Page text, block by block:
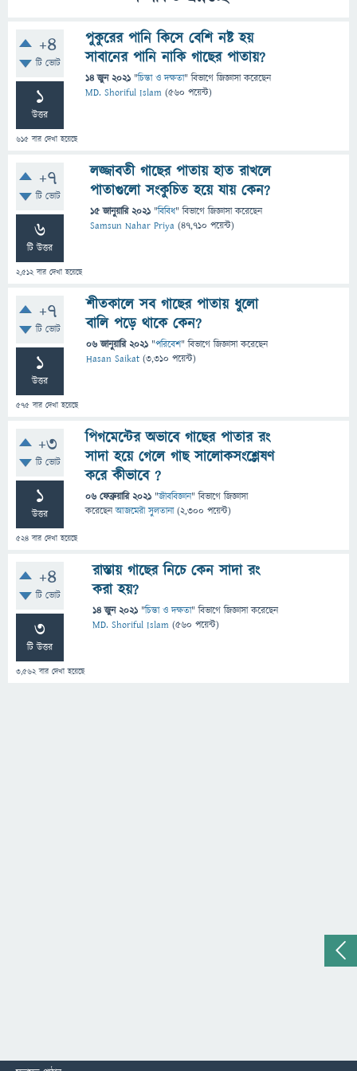
+4
টি ভোট
1
উত্তর
615 বার দেখা হয়েছে
পুকুরের পানি কিসে বেশি নষ্ট হয়
সাবানের পানি নাকি গাছের পাতায়?
14 জুন 2021 "চিন্তা ও দক্ষতা" বিভাগে জিজ্ঞাসাকরেছেন
MD. Shoriful Islam (560 পয়েন্ট)
+7
টি ভোট
6
টি উত্তর
2,512বার দেখা হয়েছে
লজ্জাবতী গাছের পাতায় হাত রাখলে
পাতাগুলো সংকুচিত হয়ে যায় কেন?
15 জানুয়ারি 2021 "বিবিধ" বিভাগে জিজ্ঞাসাকরেছেন
Samsun Nahar Priya (47,710 পয়েন্ট)
+7
টি ভোট
1
উত্তর
575 বার দেখা হয়েছে
শীতকালে সব গাছের পাতায় ধুলো
বালি পড়ে থাকে কেন?
06 জানুয়ারি 2021 "পরিবেশ" বিভাগে জিজ্ঞাসাকরেছেন
Hasan Saikat (3,310 পয়েন্ট)
+3
টি ভোট
1
উত্তর
524 বার দেখা হয়েছে
পিগমেন্টের অভাবে গাছের পাতার রং
সাদা হয়ে গেলে গাছ সালোকসংশ্লেষণ
করে কীভাবে ?
06 ফেব্রুয়ারি 2021 "জীববিজ্ঞান" বিভাগে জিজ্ঞাসা
করেছেনআজমেরী সুলতানা (2,300 পয়েন্ট)
+4
টি ভোট
3
টি উত্তর
3,562বার দেখা হয়েছে
রাস্তায় গাছের নিচে কেন সাদা রং
করা হয়?
14 জুন 2021 "চিন্তা ও দক্ষতা" বিভাগে জিজ্ঞাসাকরেছেন
MD. Shoriful Islam (560 পয়েন্ট)